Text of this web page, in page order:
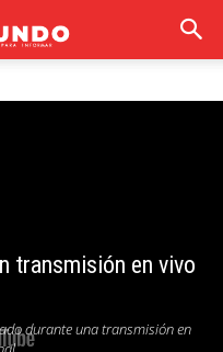
transmisión en vivo
durante una transmisión en